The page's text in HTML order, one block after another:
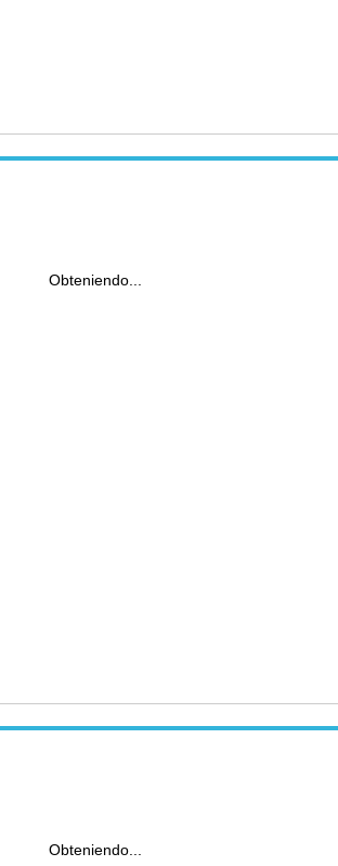
Obteniendo...
Obteniendo...